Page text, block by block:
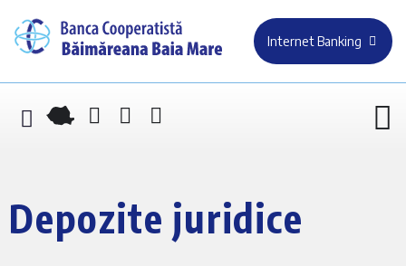
Internet Banking
Depozite juridice